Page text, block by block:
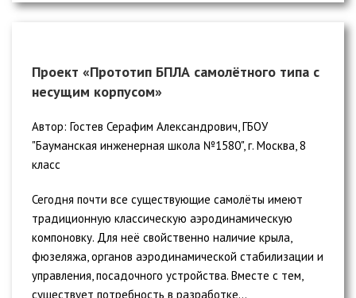
Проект «Прототип БПЛА самолётного типа с
несущим корпусом»
Автор: Гостев Серафим Александрович, ГБОУ
"Бауманская инженерная школа №1580", г. Москва, 8
класс
Сегодня почти все существующие самолёты имеют
традиционную классическую аэродинамическую
компоновку. Для неё свойственно наличие крыла,
фюзеляжа, органов аэродинамической стабилизации и
управления, посадочного устройства. Вместе с тем,
существует потребность в разработке...